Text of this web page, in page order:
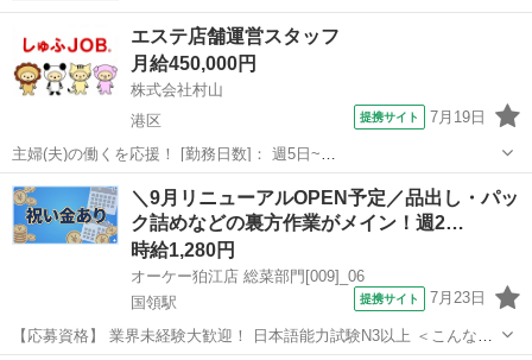
エステ店舗運営スタッフ
月給450,000円
株式会社村山
港区
提携サイト 7月19日
主婦(夫)の働くを応援！ [勤務日数]： 週5日~
09:00~22:00/09:00~19:00/12:00~22:00 月/火/水/木/金/土 などから選べ
ます [勤務地・最寄駅]： 東京都港区北青山3丁目12－9 ...
東京 港区 その他
＼9月リニューアルOPEN予定／品出し・パッ
ク詰めなどの裏方作業がメイン！週2…
時給1,280円
オーケー狛江店 総菜部門[009]_06
国領駅
提携サイト 7月23日
【応募資格】 業界未経験大歓迎！ 日本語能力試験N3以上 ＜こんな方